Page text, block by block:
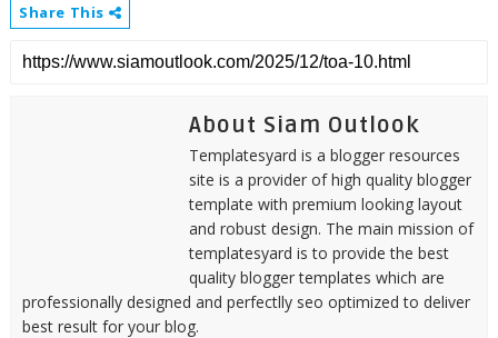
Share This
About Siam Outlook
Templatesyard is a blogger resources
site is a provider of high quality blogger
template with premium looking layout
and robust design. The main mission of
templatesyard is to provide the best
quality blogger templates which are
professionally designed and perfectlly seo optimized to deliver
best result for your blog.